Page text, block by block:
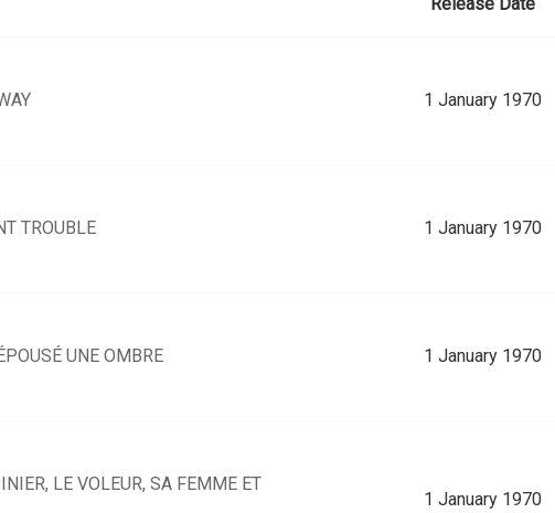
1 January 1970
TROUBLE 1 January 1970
UNE OMBRE 1 January 1970
LE VOLEUR, SA FEMME ET
1 January 1970